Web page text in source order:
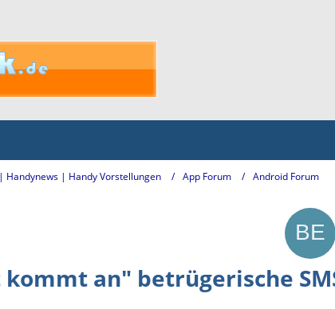
Handynews | Handy Vorstellungen App Forum Android Forum
an" betrügerische